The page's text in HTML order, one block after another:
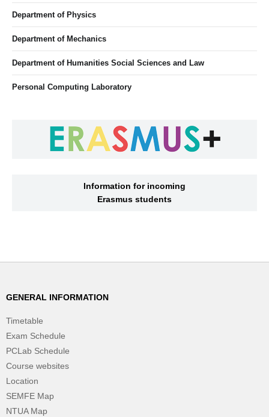
Department of Physics
Department of Mechanics
Department of Humanities Social Sciences and Law
Personal Computing Laboratory
Information for incoming
Erasmus students
GENERAL INFORMATION
Timetable
Exam Schedule
PCLab Schedule
Course websites
Location
SEMFE Map
NTUA Map